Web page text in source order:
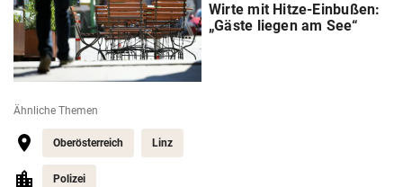
Wirte mit Hitze-Einbußen:
„Gäste liegen am See“
Ähnliche Themen
Oberösterreich Linz
Polizei